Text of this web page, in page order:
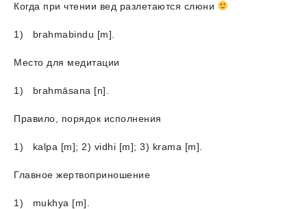
Когда при чтении вед разлетаются слюни
1) brahmabindu [m].
Место для медитации
1) brahmāsana [n].
Правило, порядок исполнения
1) kalpа [m]; 2) vidhi [m]; 3) krama [m].
Главное жертвоприношение
1) mukhya [m].